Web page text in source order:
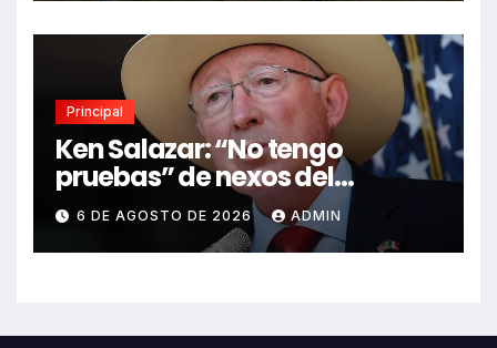
Principal
Ken Salazar: “No tengo
pruebas” de nexos del
Gobierno de México con el
narco
6 DE AGOSTO DE 2026 ADMIN